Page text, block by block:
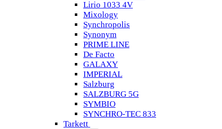
Lirio 1033 4V
Mixology
Synchropolis
Synonym
PRIME LINE
De Facto
GALAXY
IMPERIAL
Salzburg
SALZBURG 5G
SYMBIO
SYNCHRO-TEC 833
Tarkett